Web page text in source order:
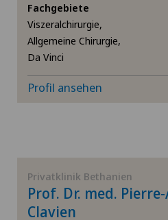
Brustkrebs
Check-up
Da Vinci
Dünndarmchirurgie
Fachgebiete
Viszeralchirurgie,
Allgemeine Chirurgie,
Da Vinci
Profil ansehen
Privatklinik Bethanien
Prof. Dr. med.
Clavien